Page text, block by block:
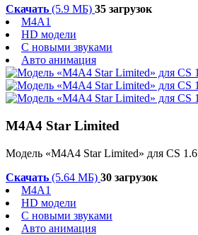
Скачать (5.9 МБ) 35 загрузок
M4A1
HD модели
С новыми звуками
Авто анимация
M4A4 Star Limited
Модель «M4A4 Star Limited» для CS 1.6
Скачать (5.64 МБ) 30 загрузок
M4A1
HD модели
С новыми звуками
Авто анимация